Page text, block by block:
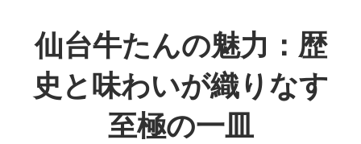
ン
テ
ン
ツ
仙台牛たんの魅力：歴
史と味わいが織りなす
至極の一皿